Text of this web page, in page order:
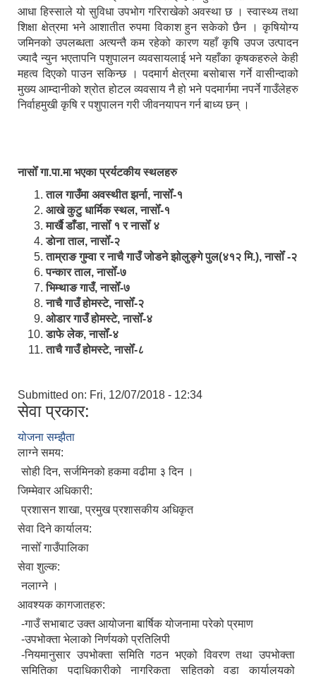
आधा हिस्साले यो सुविधा उपभोग गरिराखेको अवस्था छ । स्वास्थ्य तथा
शिक्षा क्षेत्रमा भने आशातीत रुपमा विकाश हुन सकेको छैन । कृषियोग्य
जमिनको उपलब्धता अत्यन्तै कम रहेको कारण यहाँ कृषि उपज उत्पादन
ज्यादै न्युन भएतापनि पशुपालन व्यवसायलाई भने यहाँका कृषकहरुले केही
महत्व दिएको पाउन सकिन्छ । पदमार्ग क्षेत्रमा बसोबास गर्ने वासीन्दाको
मुख्य आम्दानीको श्रोत होटल व्यवसाय नै हो भने पदमार्गमा नपर्ने गाउँलेहरु
निर्वाहमुखी कृषि र पशुपालन गरी जीवनयापन गर्न बाध्य छन् ।
नासोँ गा.पा.मा भएका प्रर्यटकीय स्थलहरु
ताल गाउँमा अवस्थीत झर्ना, नासोँ-१
आखे कुटु धार्मिक स्थल, नासोँ-१
मार्खै डाँडा, नासोँ १ र नासोँ ४
डाेना ताल, नासोँ-२
ताम्राङ गुम्वा र नाचै गाउँ जोडने झोलुङ्गे पुल(४१२ मि.), नासोँ -२
पन्कार ताल, नासोँ-७
भिम्थाङ गाउँ, नासोँ-७
नाचै गाउँ होमस्टे, नासोँ-२
ओ‍‍‌डार गाउँ होमस्टे, नासोँ-४
डाफे लेक, नासोँ-४
ताचै गाउँ होमस्टे, नासोँ-८
Submitted on: Fri, 12/07/2018 - 12:34
सेवा प्रकार:
योजना सम्झैता
लाग्ने समय:
सोही दिन, सर्जमिनको हकमा वढीमा ३ दिन ।
जिम्मेवार अधिकारी:
प्रशासन शाखा‚ प्रमुख प्रशासकीय अधिकृत
सेवा दिने कार्यालय:
नासोँ गाउँपालिका
सेवा शुल्क:
नलाग्‍ने ।
आवश्यक कागजातहरु:
-गाउँ सभाबाट उक्त आयोजना बार्षिक योजनामा परेको प्रमाण
-उपभोक्ता भेलाको निर्णयको प्रतिलिपी
-नियमानुसार उपभोक्ता समिति गठन भएको विवरण तथा उपभोक्ता
समितिका पदाधिकारीको नागरिकता सहितको वडा कार्यालयको